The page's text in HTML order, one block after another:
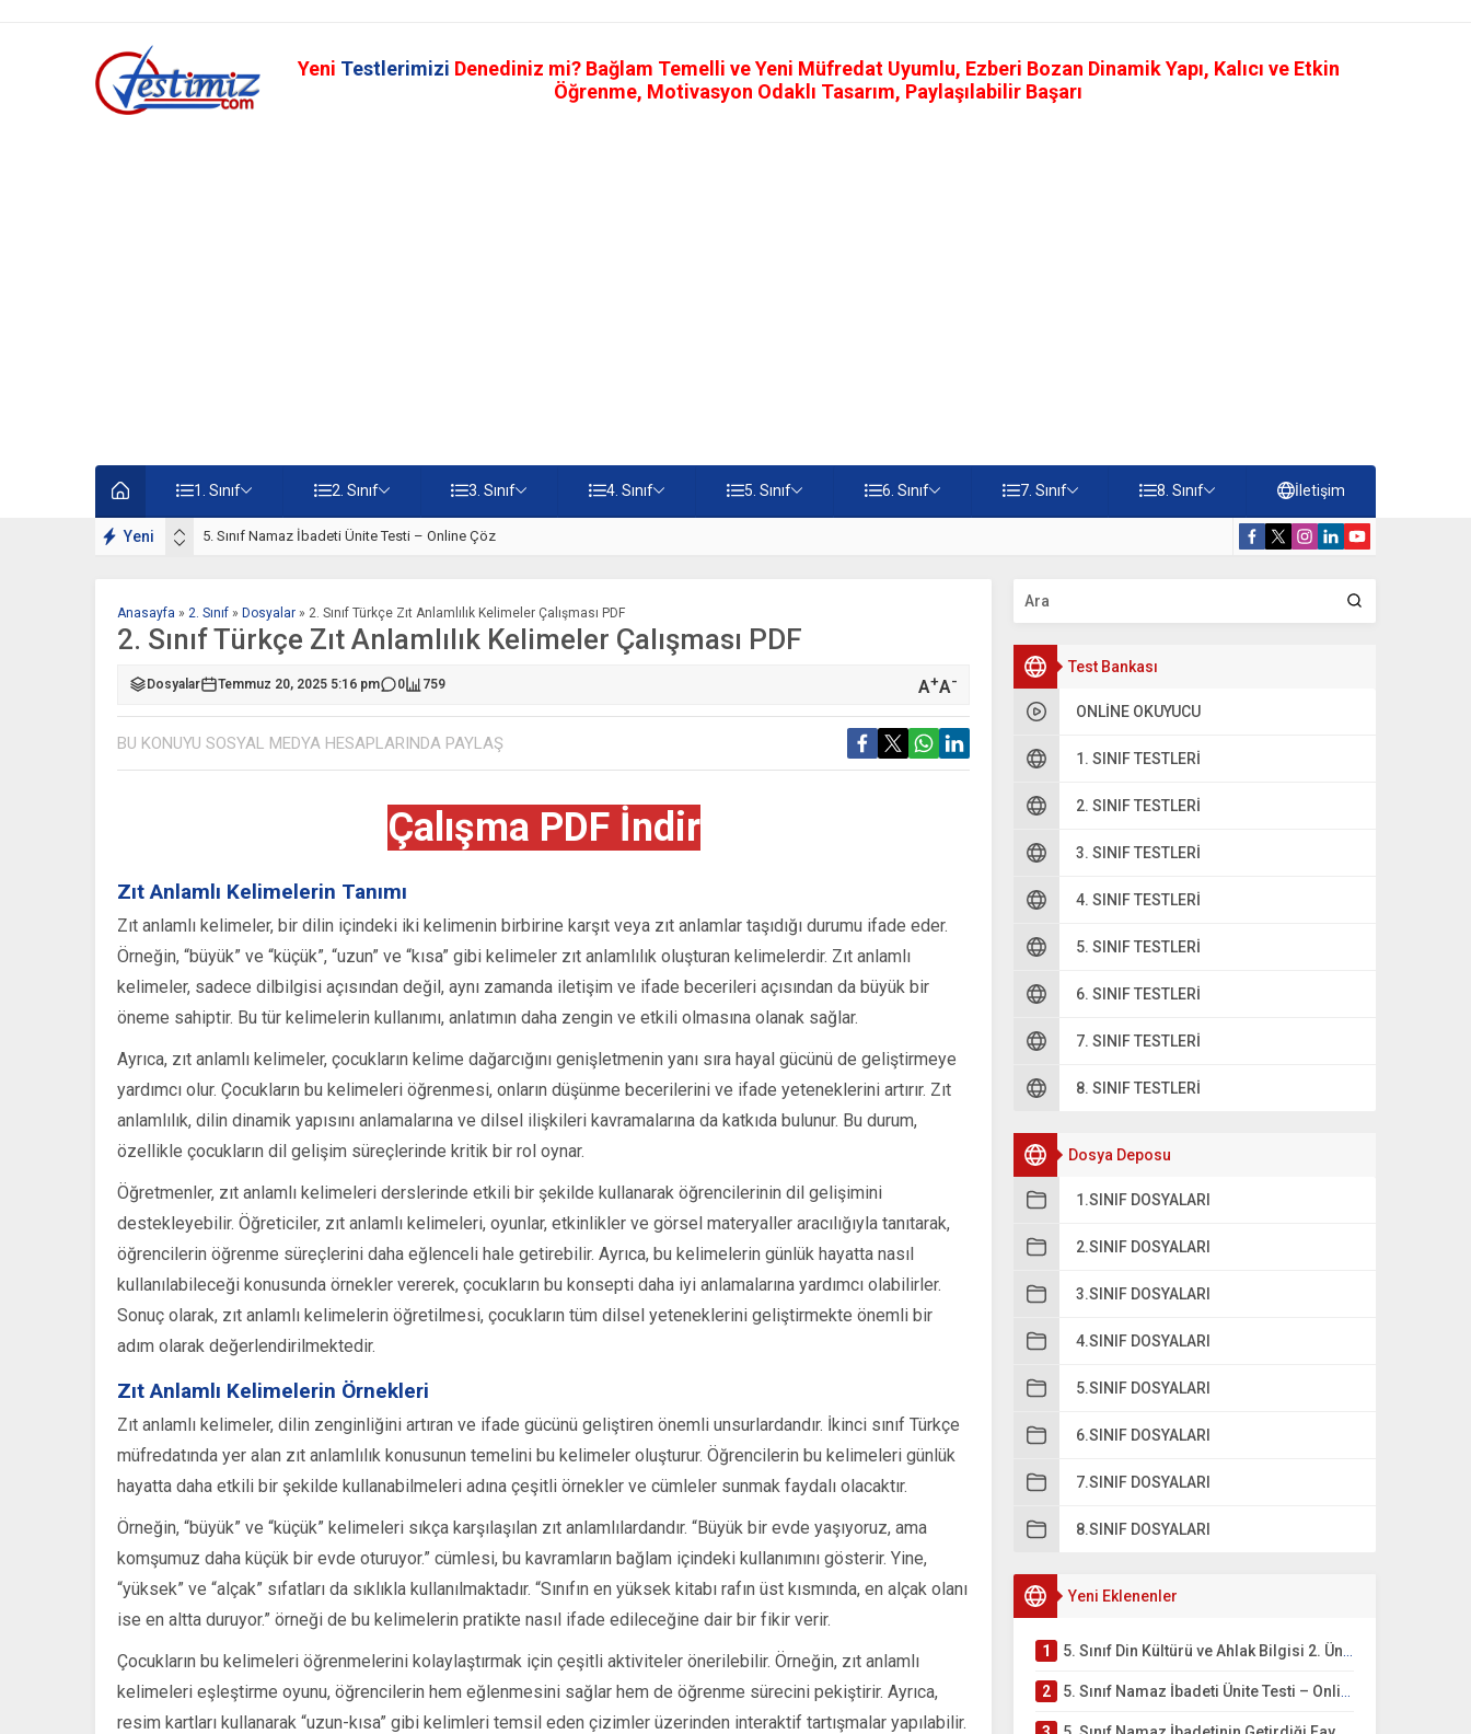
Yeni Testlerimizi Denediniz mi? Bağlam Temelli ve Yeni Müfredat Uyumlu, Ezberi Bozan Dinamik Yapı, Kalıcı ve Etkin
Öğrenme, Motivasyon Odaklı Tasarım, Paylaşılabilir Başarı
1. Sınıf 2. Sınıf 3. Sınıf 4. Sınıf 5. Sınıf 6. Sınıf 7. Sınıf 8. Sınıf İletişim
Yeni 5. Sınıf Namaz İbadeti Ünite Testi – Online Çöz
Test Bankası
ONLINE OKUYUCU
1. SINIF TESTLERI
2. SINIF TESTLERI
3. SINIF TESTLERI
4. SINIF TESTLERI
5. SINIF TESTLERI
6. SINIF TESTLERI
7. SINIF TESTLERI
8. SINIF TESTLERI
Dosya Deposu
1.SINIF DOSYALARI
2.SINIF DOSYALARI
3.SINIF DOSYALARI
4.SINIF DOSYALARI
5.SINIF DOSYALARI
6.SINIF DOSYALARI
7.SINIF DOSYALARI
8.SINIF DOSYALARI
Yeni Eklenenler
1 5. Sınıf Din Kültürü ve Ahlak Bilgisi 2. Ünite: Namaz İbadeti Çalışmaları
2 5. Sınıf Namaz İbadeti Ünite Testi – Online Çöz
Anasayfa » 2. Sınıf » Dosyalar » 2. Sınıf Türkçe Zıt Anlamlılık Kelimeler Çalışması PDF
2. Sınıf Türkçe Zıt Anlamlılık Kelimeler Çalışması PDF
Dosyalar Temmuz 20, 2025 5:16 pm 0 759 A+A-
BU KONUYU SOSYAL MEDYA HESAPLARINDA PAYLAŞ
Çalışma PDF İndir
Zıt Anlamlı Kelimelerin Tanımı
Zıt anlamlı kelimeler, bir dilin içindeki iki kelimenin birbirine karşıt veya zıt anlamlar taşıdığı durumu ifade eder.
Örneğin, “büyük” ve “küçük”, “uzun” ve “kısa” gibi kelimeler zıt anlamlılık oluşturan kelimelerdir. Zıt anlamlı
kelimeler, sadece dilbilgisi açısından değil, aynı zamanda iletişim ve ifade becerileri açısından da büyük bir
öneme sahiptir. Bu tür kelimelerin kullanımı, anlatımın daha zengin ve etkili olmasına olanak sağlar.
Ayrıca, zıt anlamlı kelimeler, çocukların kelime dağarcığını genişletmenin yanı sıra hayal gücünü de geliştirmeye
yardımcı olur. Çocukların bu kelimeleri öğrenmesi, onların düşünme becerilerini ve ifade yeteneklerini artırır. Zıt
anlamlılık, dilin dinamik yapısını anlamalarına ve dilsel ilişkileri kavramalarına da katkıda bulunur. Bu durum,
özellikle çocukların dil gelişim süreçlerinde kritik bir rol oynar.
Öğretmenler, zıt anlamlı kelimeleri derslerinde etkili bir şekilde kullanarak öğrencilerinin dil gelişimini
destekleyebilir. Öğreticiler, zıt anlamlı kelimeleri, oyunlar, etkinlikler ve görsel materyaller aracılığıyla tanıtarak,
öğrencilerin öğrenme süreçlerini daha eğlenceli hale getirebilir. Ayrıca, bu kelimelerin günlük hayatta nasıl
kullanılabileceği konusunda örnekler vererek, çocukların bu konsepti daha iyi anlamalarına yardımcı olabilirler.
Sonuç olarak, zıt anlamlı kelimelerin öğretilmesi, çocukların tüm dilsel yeteneklerini geliştirmekte önemli bir
adım olarak değerlendirilmektedir.
Zıt Anlamlı Kelimelerin Örnekleri
Zıt anlamlı kelimeler, dilin zenginliğini artıran ve ifade gücünü geliştiren önemli unsurlardandır. İkinci sınıf Türkçe
müfredatında yer alan zıt anlamlılık konusunun temelini bu kelimeler oluşturur. Öğrencilerin bu kelimeleri günlük
hayatta daha etkili bir şekilde kullanabilmeleri adına çeşitli örnekler ve cümleler sunmak faydalı olacaktır.
Örneğin, “büyük” ve “küçük” kelimeleri sıkça karşılaşılan zıt anlamlılardandır. “Büyük bir evde yaşıyoruz, ama
komşumuz daha küçük bir evde oturuyor.” cümlesi, bu kavramların bağlam içindeki kullanımını gösterir. Yine,
“yüksek” ve “alçak” sıfatları da sıklıkla kullanılmaktadır. “Sınıfın en yüksek kitabı rafın üst kısmında, en alçak olanı
ise en altta duruyor.” örneği de bu kelimelerin pratikte nasıl ifade edileceğine dair bir fikir verir.
Çocukların bu kelimeleri öğrenmelerini kolaylaştırmak için çeşitli aktiviteler önerilebilir. Örneğin, zıt anlamlı
kelimeleri eşleştirme oyunu, öğrencilerin hem eğlenmesini sağlar hem de öğrenme sürecini pekiştirir. Ayrıca,
resim kartları kullanarak “uzun-kısa” gibi kelimleri temsil eden çizimler üzerinden interaktif tartışmalar yapılabilir.